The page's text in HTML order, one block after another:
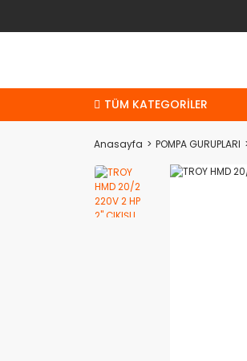
TÜM KATEGORİLER
Anasayfa POMPA GURUPLARI